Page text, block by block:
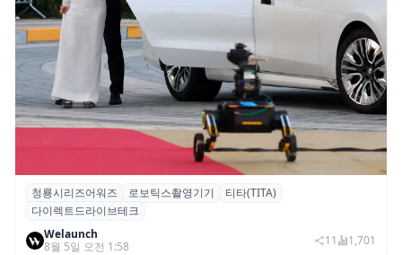
청룡시리즈어워즈 레드카펫에 등장한 바퀴
형 이족 보행 로봇 ‘티타(TITA)’
청룡시리즈어워즈 로보틱스촬영기기
티타(TITA)
다이렉트드라이브테크
Welaunch
8월 5일 오전 1:58
11 1,701